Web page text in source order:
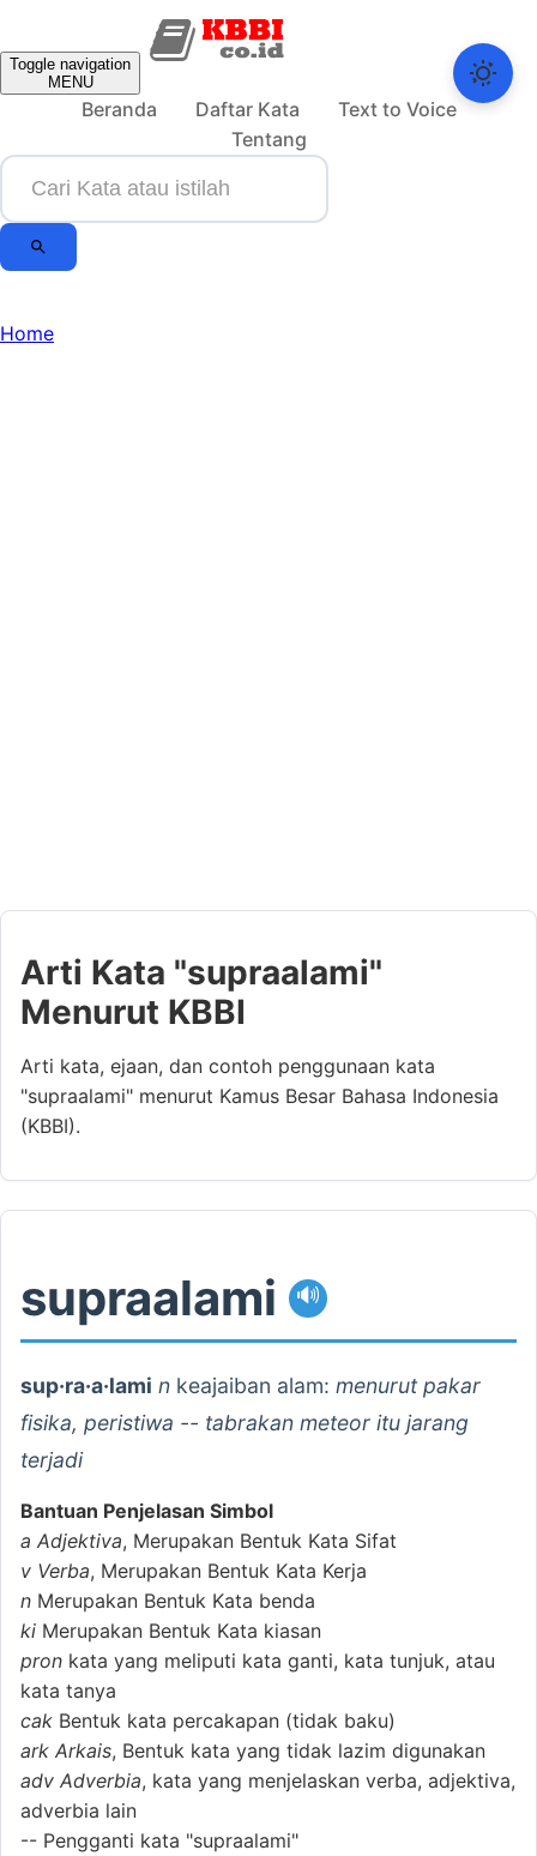
Toggle navigation
MENU
Beranda Daftar Kata
Text to Voice
Tentang
Home
Arti Kata "supraalami"
Menurut KBBI
Arti kata, ejaan, dan contoh penggunaan kata
"supraalami" menurut Kamus Besar Bahasa Indonesia
(KBBI).
supraalami 🔊
sup·ra·a·lami n keajaiban alam: menurut pakar
fisika, peristiwa -- tabrakan meteor itu jarang
terjadi
Bantuan Penjelasan Simbol
a Adjektiva, Merupakan Bentuk Kata Sifat
v Verba, Merupakan Bentuk Kata Kerja
n Merupakan Bentuk Kata benda
ki Merupakan Bentuk Kata kiasan
pron kata yang meliputi kata ganti, kata tunjuk, atau
kata tanya
cak Bentuk kata percakapan (tidak baku)
ark Arkais, Bentuk kata yang tidak lazim digunakan
adv Adverbia, kata yang menjelaskan verba, adjektiva,
adverbia lain
-- Pengganti kata "supraalami"